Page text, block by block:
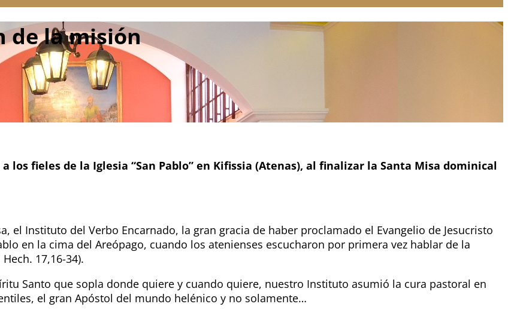
de la misión
los fieles de la Iglesia “San Pablo” en Kifissia (Atenas), al finalizar la Santa Misa dominical
el Instituto del Verbo Encarnado, la gran gracia de haber proclamado el Evangelio de Jesucristo
en la cima del Areópago, cuando los atenienses escucharon por primera vez hablar de la
17,16-34).
Santo que sopla donde quiere y cuando quiere, nuestro Instituto asumió la cura pastoral en
el gran Apóstol del mundo helénico y no solamente…